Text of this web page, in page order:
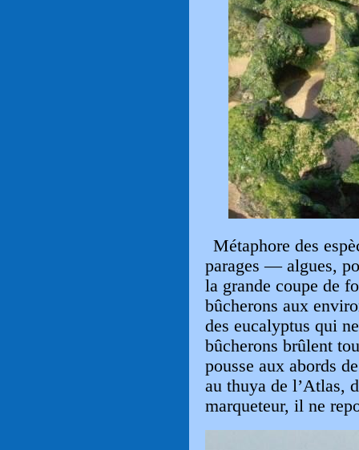
Métaphore des
parages — algues,
la grande coupe de
bûcherons aux
des eucalyptus qui
bûcherons brûlent
pousse aux abords
au thuya de l’Atlas,
marqueteur, il ne